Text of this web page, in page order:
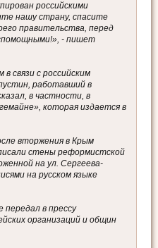
российскими
нашу страну, спасите
правительства, перед
- пишет
связи с российским
работавший в
в частности, в
которая издается в
вторжения в Крым
стены реформистской
на ул. Сергеева-
на русском языке
в прессу
организаций и общин